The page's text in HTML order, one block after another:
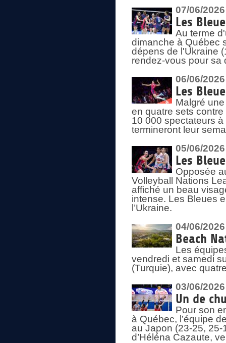
07/06/2026
Les
Au terme
dimanche à Québec
dépens de l'Ukraine
rendez-vous pour sa
06/06/2026
Les
Malgré
en quatre sets
10 000 spectateurs
termineront leur
05/06/2026
Les
Opposée
Volleyball Nations
affiché un beau
intense. Les Bleues
l’Ukraine.
04/06/2026
Beach
Les
vendredi et samedi
(Turquie), avec
03/06/2026
Un de
Pour son
à Québec, l’équipe
au Japon (23-25,
d’Héléna Cazaute,